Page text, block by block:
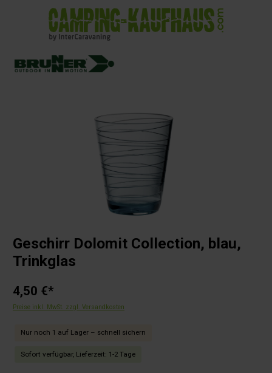
springen
Geschirr Dolomit Collection, blau,
Trinkglas
4,50 €*
Preise inkl. MwSt. zzgl. Versandkosten
Nur noch 1 auf Lager – schnell sichern
Sofort verfügbar, Lieferzeit: 1-2 Tage